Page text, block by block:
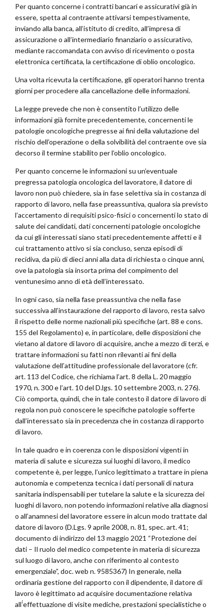
Per quanto concerne i contratti bancari e assicurativi già in
essere, spetta al contraente attivarsi tempestivamente,
inviando alla banca, all’istituto di credito, all’impresa di
assicurazione o all’intermediario finanziario o assicurativo,
mediante raccomandata con avviso di ricevimento o posta
elettronica certificata, la certificazione di oblio oncologico.
Una volta ricevuta la certificazione, gli operatori hanno trenta
giorni per procedere alla cancellazione delle informazioni.
La legge prevede che non è consentito l’utilizzo delle
informazioni già fornite precedentemente, concernenti le
patologie oncologiche pregresse ai fini della valutazione del
rischio dell’operazione o della solvibilità del contraente ove sia
decorso il termine stabilito per l’oblio oncologico.
Per quanto concerne le informazioni su un’eventuale
pregressa patologia oncologica del lavoratore, il datore di
lavoro non può chiedere, sia in fase selettiva sia in costanza di
rapporto di lavoro, nella fase preassuntiva, qualora sia previsto
l’accertamento di requisiti psico-fisici o concernenti lo stato di
salute dei candidati, dati concernenti patologie oncologiche
da cui gli interessati siano stati precedentemente affetti e il
cui trattamento attivo si sia concluso, senza episodi di
recidiva, da più di dieci anni alla data di richiesta o cinque anni,
ove la patologia sia insorta prima del compimento del
ventunesimo anno di età dell’interessato.
In ogni caso, sia nella fase preassuntiva che nella fase
successiva all’instaurazione del rapporto di lavoro, resta salvo
il rispetto delle norme nazionali più specifiche (art. 88 e cons.
155 del Regolamento) e, in particolare, delle disposizioni che
vietano al datore di lavoro di acquisire, anche a mezzo di terzi, e
trattare informazioni su fatti non rilevanti ai fini della
valutazione dell’attitudine professionale del lavoratore (cfr.
art. 113 del Codice, che richiama l’art. 8 della L. 20 maggio
1970, n. 300 e l’art. 10 del D.lgs. 10 settembre 2003, n. 276).
Ciò comporta, quindi, che in tale contesto il datore di lavoro di
regola non può conoscere le specifiche patologie sofferte
dall’interessato sia in precedenza che in costanza di rapporto
di lavoro.
In tale quadro e in coerenza con le disposizioni vigenti in
materia di salute e sicurezza sui luoghi di lavoro, il medico
competente è, per legge, l’unico legittimato a trattare in piena
autonomia e competenza tecnica i dati personali di natura
sanitaria indispensabili per tutelare la salute e la sicurezza dei
luoghi di lavoro, non potendo informazioni relative alla diagnosi
o all’anamnesi del lavoratore essere in alcun modo trattate dal
datore di lavoro (D.Lgs. 9 aprile 2008, n. 81, spec. art. 41;
documento di indirizzo del 13 maggio 2021 “Protezione dei
dati – Il ruolo del medico competente in materia di sicurezza
sul luogo di lavoro, anche con riferimento al contesto
emergenziale”, doc. web n. 9585367) In generale, nella
ordinaria gestione del rapporto con il dipendente, il datore di
lavoro è legittimato ad acquisire documentazione relativa
all’́effettuazione di visite mediche, prestazioni specialistiche o